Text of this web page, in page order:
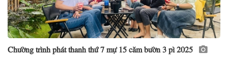
Chường trình phát thanh thứ 7 mự 15 căm bườn 3 pì 2025